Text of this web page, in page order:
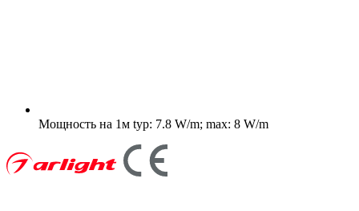
Мощность на 1м typ: 7.8 W/m; max: 8 W/m